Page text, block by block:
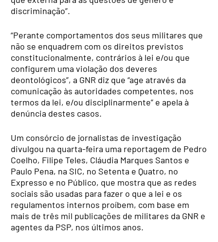
discriminação”.
“Perante comportamentos dos seus militares que
não se enquadrem com os direitos previstos
constitucionalmente, contrários à lei e/ou que
configurem uma violação dos deveres
deontológicos”, a GNR diz que “age através da
comunicação às autoridades competentes, nos
termos da lei, e/ou disciplinarmente” e apela à
denúncia destes casos.
Um consórcio de jornalistas de investigação
divulgou na quarta-feira uma reportagem de Pedro
Coelho, Filipe Teles, Cláudia Marques Santos e
Paulo Pena, na SIC, no Setenta e Quatro, no
Expresso e no Público, que mostra que as redes
sociais são usadas para fazer o que a lei e os
regulamentos internos proíbem, com base em
mais de três mil publicações de militares da GNR e
agentes da PSP, nos últimos anos.